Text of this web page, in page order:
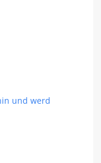
und werd